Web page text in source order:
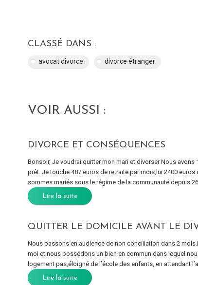
CLASSÉ DANS :
avocat divorce divorce étranger
VOIR AUSSI :
DIVORCE ET CONSÉQUENCES
Bonsoir, Je voudrai quitter mon mari et divorser Nous avons
prêt. Je touche 487 euros de retraite par mois,lui 2400
sommes mariés sous le régime de la communauté depuis 26
Lire la suite
QUITTER LE DOMICILE AVANT LE
Nous passons en audience de non conciliation dans 2
moi et nous possédons un bien en commun dans lequel
logement pas,éloigné de l’école des enfants, en attendant
Lire la suite